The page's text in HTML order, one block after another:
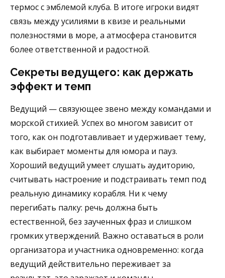
термос с эмблемой клуба. В итоге игроки видят
связь между усилиями в квизе и реальными
полезностями в море, а атмосфера становится
более ответственной и радостной.
Секреты ведущего: как держать
эффект и темп
Ведущий — связующее звено между командами и
морской стихией. Успех во многом зависит от
того, как он подготавливает и удерживает тему,
как выбирает моменты для юмора и пауз.
Хороший ведущий умеет слушать аудиторию,
считывать настроение и подстраивать темп под
реальную динамику корабля. Ни к чему
перегибать палку: речь должна быть
естественной, без заученных фраз и слишком
громких утверждений. Важно оставаться в роли
организатора и участника одновременно: когда
ведущий действительно переживает за